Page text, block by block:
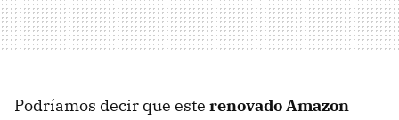
Podríamos decir que este renovado Amazon